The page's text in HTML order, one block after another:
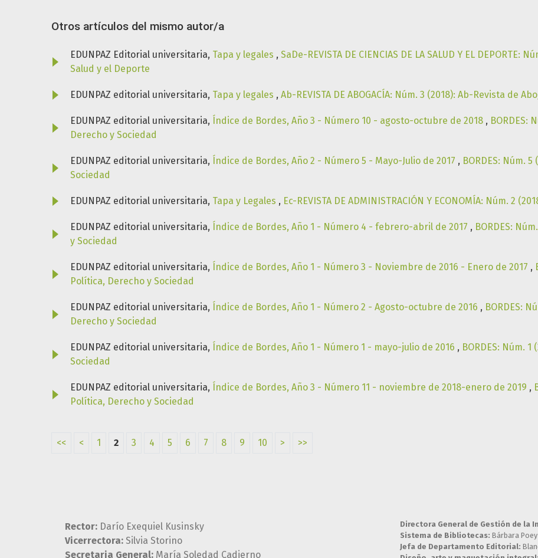
Otros artículos del mismo autor/a
EDUNPAZ Editorial universitaria, Tapa y legales , SaDe-REVISTA DE CIENCIAS DE LA SALUD Y EL DEPORTE:
Salud y el Deporte
EDUNPAZ editorial universitaria, Tapa y legales , Ab-REVISTA DE ABOGACÍA: Núm. 3 (2018): Ab-Revista de
EDUNPAZ editorial universitaria, Índice de Bordes, Año 3 - Número 10 - agosto-octubre de 2018 , BORDES:
Derecho y Sociedad
EDUNPAZ editorial universitaria, Índice de Bordes, Año 2 - Número 5 - Mayo-Julio de 2017 , BORDES: Núm.
Sociedad
EDUNPAZ editorial universitaria, Tapa y Legales , Ec-REVISTA DE ADMINISTRACIÓN Y ECONOMÍA: Núm. 2
EDUNPAZ editorial universitaria, Índice de Bordes, Año 1 - Número 4 - febrero-abril de 2017 , BORDES:
y Sociedad
EDUNPAZ editorial universitaria, Índice de Bordes, Año 1 - Número 3 - Noviembre de 2016 - Enero de 2017 ,
Política, Derecho y Sociedad
EDUNPAZ editorial universitaria, Índice de Bordes, Año 1 - Número 2 - Agosto-octubre de 2016 , BORDES:
Derecho y Sociedad
EDUNPAZ editorial universitaria, Índice de Bordes, Año 1 - Número 1 - mayo-julio de 2016 , BORDES: Núm.
Sociedad
EDUNPAZ editorial universitaria, Índice de Bordes, Año 3 - Número 11 - noviembre de 2018-enero de 2019 ,
Política, Derecho y Sociedad
<< < 1 2 3 4 5 6 7 8 9 10 > >>
Rector: Darío Exequiel Kusinsky
Vicerrectora: Silvia Storino
Secretaria General: María Soledad Cadierno
Directora General de Gestión de la
Sistema de Bibliotecas: Bárbara
Jefa de Departamento Editorial: